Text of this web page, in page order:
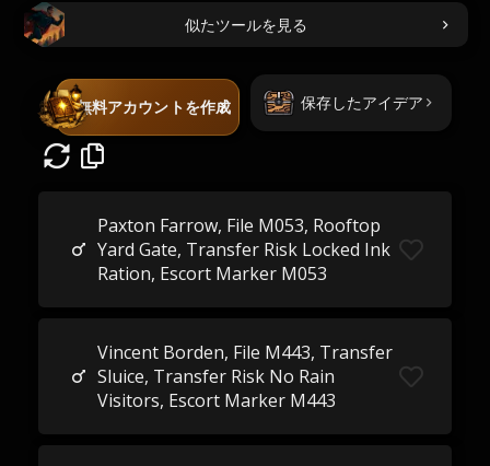
似たツールを見る
無料アカウントを作成 保存したアイデア
Paxton Farrow, File M053, Rooftop
Yard Gate, Transfer Risk Locked Ink
Ration, Escort Marker M053
Vincent Borden, File M443, Transfer
Sluice, Transfer Risk No Rain
Visitors, Escort Marker M443